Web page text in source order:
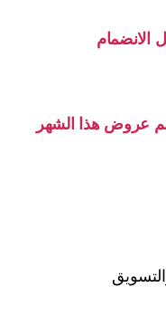
الانضمام
عروض هذا الشهر